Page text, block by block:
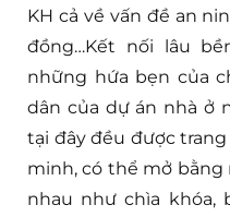
KH cả về vấn đề an
đồng…Kết nối lâu
những hứa bẹn của
dân của dự án nhà ở
tại đây đều được
minh, có thể mở
nhau như chìa khóa,